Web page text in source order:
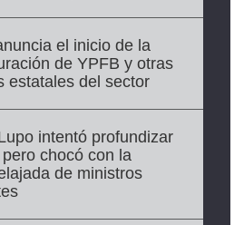
el inicio de la
de YPFB y otras
estatales del sector
intentó profundizar
chocó con la
de ministros